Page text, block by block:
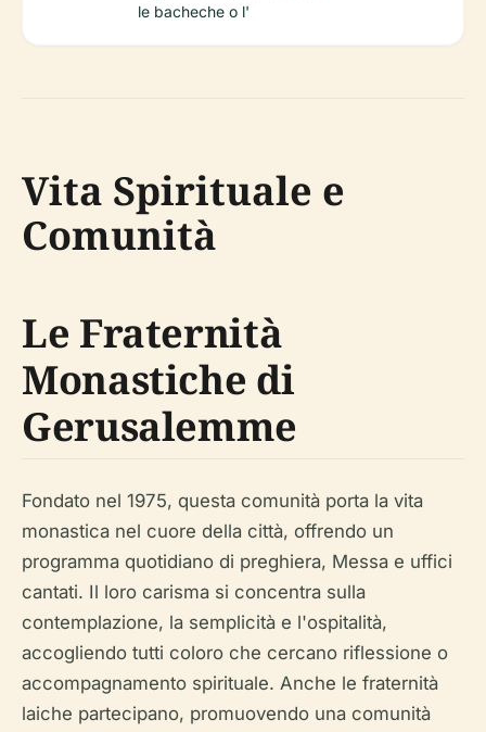
le bacheche o l'
Vita Spirituale e
Comunità
Le Fraternità
Monastiche di
Gerusalemme
Fondato nel 1975, questa comunità porta la vita
monastica nel cuore della città, offrendo un
programma quotidiano di preghiera, Messa e uffici
cantati. Il loro carisma si concentra sulla
contemplazione, la semplicità e l'ospitalità,
accogliendo tutti coloro che cercano riflessione o
accompagnamento spirituale. Anche le fraternità
laiche partecipano, promuovendo una comunità